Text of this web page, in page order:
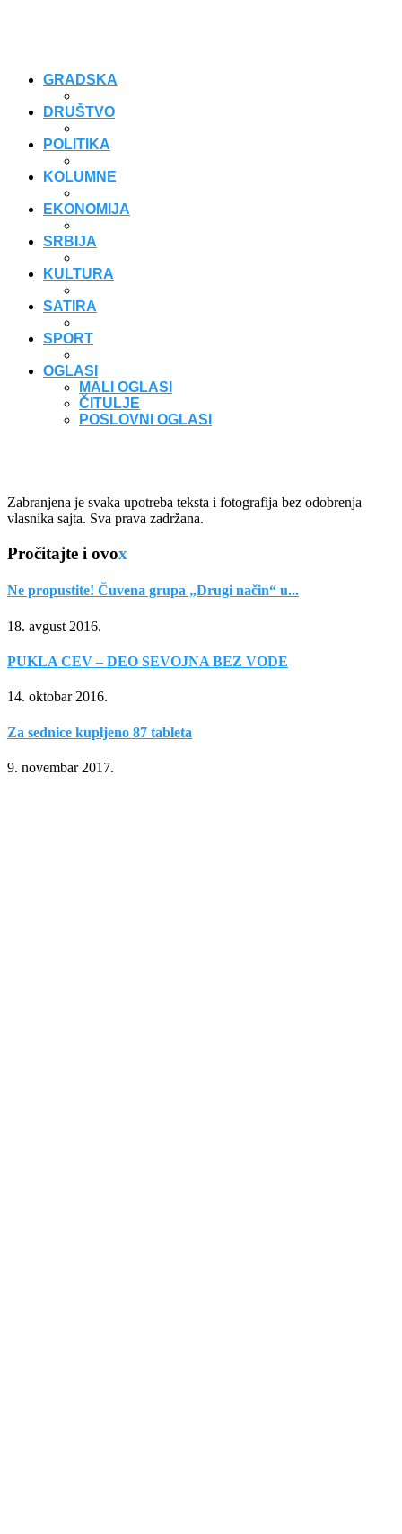
GRADSKA
DRUŠTVO
POLITIKA
KOLUMNE
EKONOMIJA
SRBIJA
KULTURA
SATIRA
SPORT
OGLASI
MALI OGLASI
ČITULJE
POSLOVNI OGLASI
Zabranjena je svaka upotreba teksta i fotografija bez odobrenja
vlasnika sajta. Sva prava zadržana.
Pročitajte i ovox
Ne propustite! Čuvena grupa „Drugi način“ u...
18. avgust 2016.
PUKLA CEV – DEO SEVOJNA BEZ VODE
14. oktobar 2016.
Za sednice kupljeno 87 tableta
9. novembar 2017.